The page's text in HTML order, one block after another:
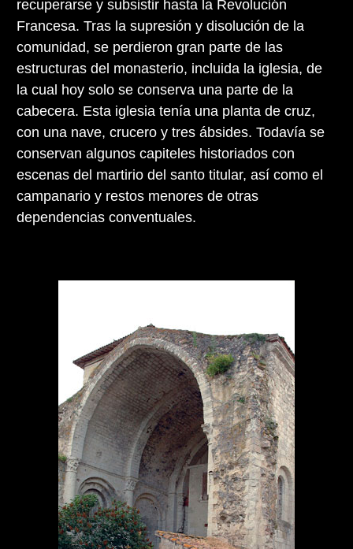
recuperarse y subsistir hasta la Revolución
Francesa. Tras la supresión y disolución de la
comunidad, se perdieron gran parte de las
estructuras del monasterio, incluida la iglesia, de
la cual hoy solo se conserva una parte de la
cabecera. Esta iglesia tenía una planta de cruz,
con una nave, crucero y tres ábsides. Todavía se
conservan algunos capiteles historiados con
escenas del martirio del santo titular, así como el
campanario y restos menores de otras
dependencias conventuales.